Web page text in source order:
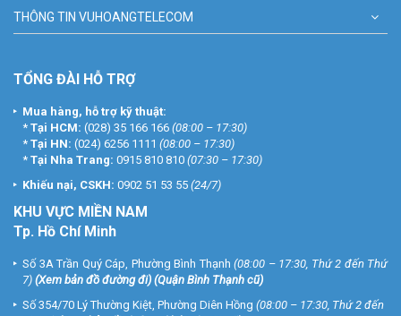
THÔNG TIN VUHOANGTELECOM
TỔNG ĐÀI HỖ TRỢ
Mua hàng, hỗ trợ kỹ thuật:
* Tại HCM: (028) 35 166 166 (08:00 – 17:30)
* Tại HN: (024) 6256 1111 (08:00 – 17:30)
* Tại Nha Trang: 0915 810 810 (07:30 – 17:30)
Khiếu nại, CSKH: 0902 51 53 55 (24/7)
KHU VỰC MIỀN NAM
Tp. Hồ Chí Minh
Số 3A Trần Quý Cáp, Phường Bình Thạnh (08:00 – 17:30, Thứ 2 đến Thứ
7) (Xem bản đồ đường đi) (Quận Bình Thạnh cũ)
Số 354/70 Lý Thường Kiệt, Phường Diên Hồng (08:00 – 17:30, Thứ 2 đến